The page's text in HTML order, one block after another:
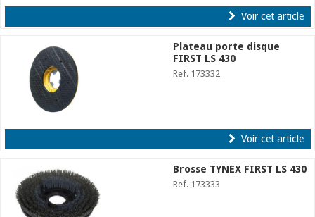
Voir cet article
Plateau porte disque
FIRST LS 430
Ref. 173332
Voir cet article
Brosse TYNEX FIRST LS 430
Ref. 173333